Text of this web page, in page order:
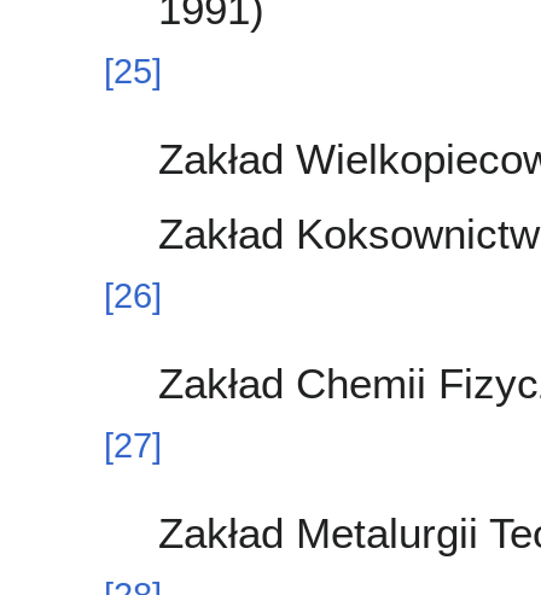
[25]
Zakład
Zakład
[26]
Zakład Chemii
[27]
Zakład Metalurgii